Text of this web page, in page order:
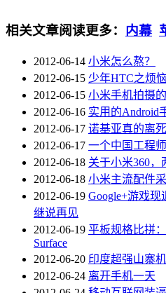
相关文章阅读更多： 内幕
2012-06-14 小米怎么熬？
2012-06-15 少年HTC之烦恼
2012-06-15 小米手机拍摄
2012-06-16 实用的Android
2012-06-17 诺基亚真的离
2012-06-17 一个中国工程
2012-06-18 关于小米360，
2012-06-18 小米主流配件
2012-06-19 Google+游戏
继说再见
2012-06-19 平板规格比拼
Surface
2012-06-20 印度超强山寨
2012-06-24 离开手机一天